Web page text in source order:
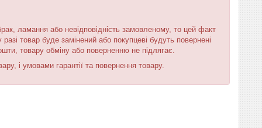
ламання або невідповідність замовленому, то цей факт
товар буде замінений або покупцеві будуть повернені
товару обміну або поверненню не підлягає.
і умовами гарантії та повернення товару.